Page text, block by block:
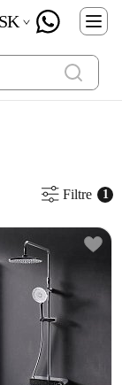
SK
Filtre